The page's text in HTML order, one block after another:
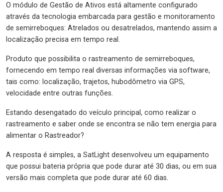
O módulo de Gestão de Ativos está altamente configurado
através da tecnologia embarcada para gestão e monitoramento
de semirreboques: Atrelados ou desatrelados, mantendo assim a
localização precisa em tempo real.
Produto que possibilita o rastreamento de semirreboques,
fornecendo em tempo real diversas informações via software,
tais como: localização, trajetos, hubodômetro via GPS,
velocidade entre outras funções.
Estando desengatado do veículo principal, como realizar o
rastreamento e saber onde se encontra se não tem energia para
alimentar o Rastreador?
A resposta é simples, a SatLight desenvolveu um equipamento
que possui bateria própria que pode durar até 30 dias, ou em sua
versão mais completa que pode durar até 60 dias.